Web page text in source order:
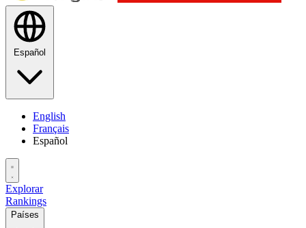
Español
English
Français
Español
Explorar
Rankings
Países